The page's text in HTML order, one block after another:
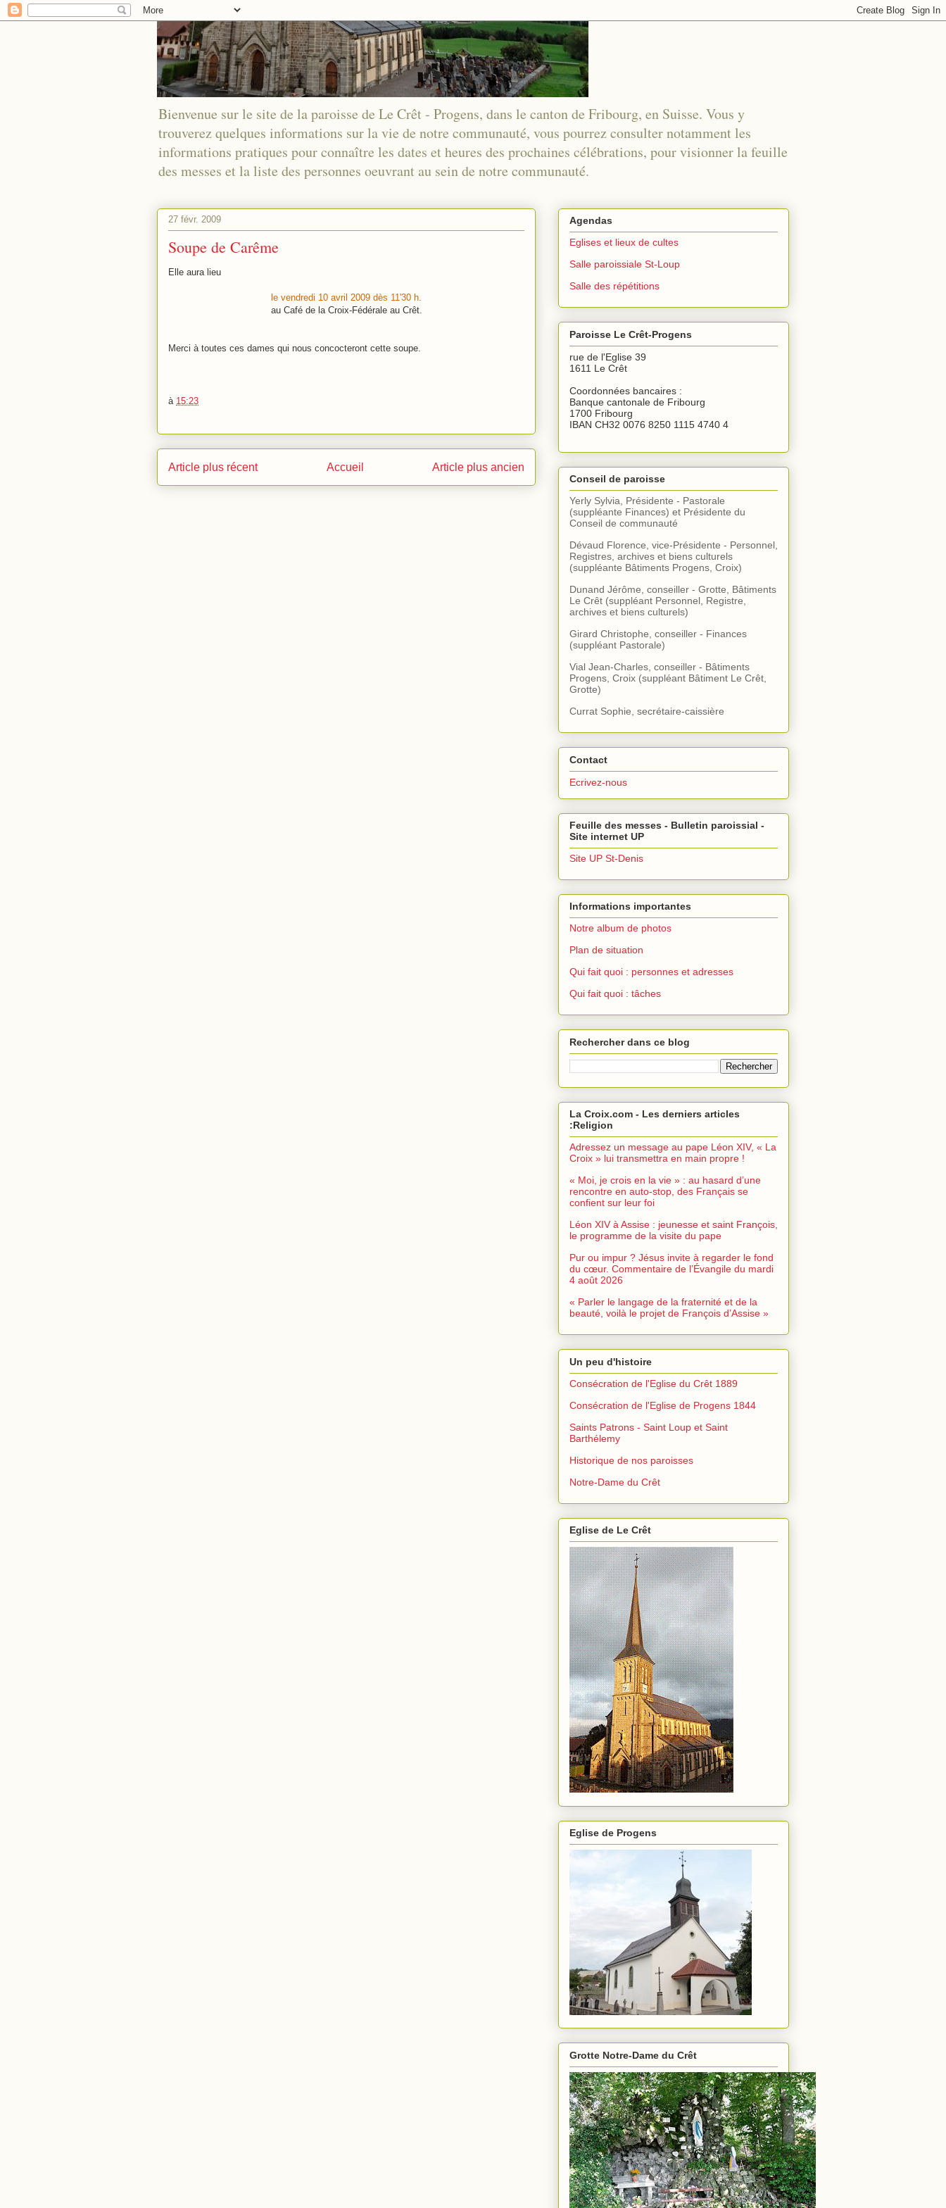
Bienvenue sur le site de la paroisse de Le Crêt - Progens, dans le canton de Fribourg, en Suisse. Vous y
trouverez quelques informations sur la vie de notre communauté, vous pourrez consulter notamment les
informations pratiques pour connaître les dates et heures des prochaines célébrations, pour visionner la feuille
des messes et la liste des personnes oeuvrant au sein de notre communauté.
27 févr. 2009
Soupe de Carême
Elle aura lieu
le vendredi 10 avril 2009 dès 11'30 h.
au Café de la Croix-Fédérale au Crêt.
Merci à toutes ces dames qui nous concocteront cette soupe.
à 15:23
Article plus récent Article plus ancien
Accueil
Agendas
Eglises et lieux de cultes
Salle paroissiale St-Loup
Salle des répétitions
Paroisse Le Crêt-Progens
rue de l'Eglise 39
1611 Le Crêt
Coordonnées bancaires :
Banque cantonale de Fribourg
1700 Fribourg
IBAN CH32 0076 8250 1115 4740 4
Conseil de paroisse
Yerly Sylvia, Présidente - Pastorale
(suppléante Finances) et Présidente du
Conseil de communauté
Dévaud Florence, vice-Présidente - Personnel,
Registres, archives et biens culturels
(suppléante Bâtiments Progens, Croix)
Dunand Jérôme, conseiller - Grotte, Bâtiments
Le Crêt (suppléant Personnel, Registre,
archives et biens culturels)
Girard Christophe, conseiller - Finances
(suppléant Pastorale)
Vial Jean-Charles, conseiller - Bâtiments
Progens, Croix (suppléant Bâtiment Le Crêt,
Grotte)
Currat Sophie, secrétaire-caissière
Contact
Ecrivez-nous
Feuille des messes - Bulletin paroissial -
Site internet UP
Site UP St-Denis
Informations importantes
Notre album de photos
Plan de situation
Qui fait quoi : personnes et adresses
Qui fait quoi : tâches
Rechercher dans ce blog
La Croix.com - Les derniers articles
:Religion
Adressez un message au pape Léon XIV, « La
Croix » lui transmettra en main propre !
« Moi, je crois en la vie » : au hasard d’une
rencontre en auto-stop, des Français se
confient sur leur foi
Léon XIV à Assise : jeunesse et saint François,
le programme de la visite du pape
Pur ou impur ? Jésus invite à regarder le fond
du cœur. Commentaire de l’Évangile du mardi
4 août 2026
« Parler le langage de la fraternité et de la
beauté, voilà le projet de François d’Assise »
Un peu d'histoire
Consécration de l'Eglise du Crêt 1889
Consécration de l'Eglise de Progens 1844
Saints Patrons - Saint Loup et Saint
Barthélemy
Historique de nos paroisses
Notre-Dame du Crêt
Eglise de Le Crêt
Eglise de Progens
Grotte Notre-Dame du Crêt